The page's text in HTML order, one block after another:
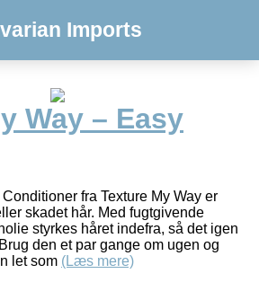
Imports
Way – Easy
fra Texture My Way er
skadet hår. Med fugtgivende
styrkes håret indefra, så det igen
den et par gange om ugen og
let som (Læs mere)